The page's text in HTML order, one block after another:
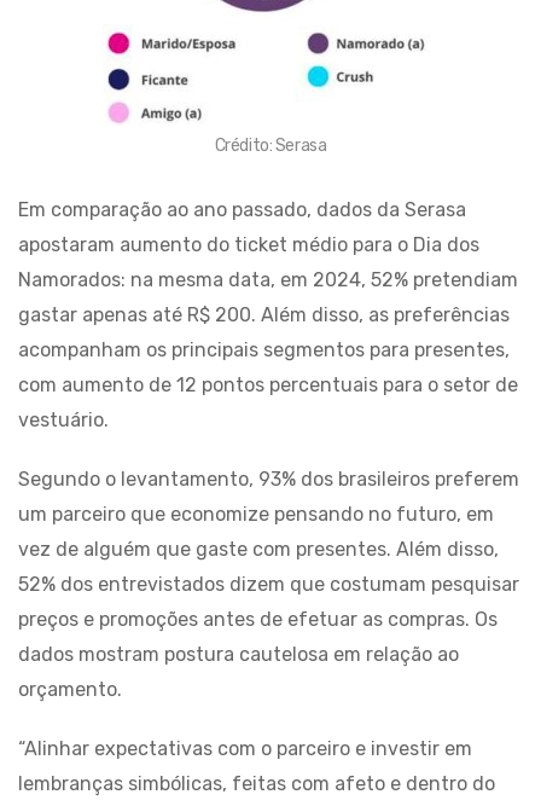
Crédito: Serasa
Em comparação ao ano passado, dados da Serasa
apostaram aumento do ticket médio para o Dia dos
Namorados: na mesma data, em 2024, 52% pretendiam
gastar apenas até R$ 200. Além disso, as preferências
acompanham os principais segmentos para presentes,
com aumento de 12 pontos percentuais para o setor de
vestuário.
Segundo o levantamento, 93% dos brasileiros preferem
um parceiro que economize pensando no futuro, em
vez de alguém que gaste com presentes. Além disso,
52% dos entrevistados dizem que costumam pesquisar
preços e promoções antes de efetuar as compras. Os
dados mostram postura cautelosa em relação ao
orçamento.
“Alinhar expectativas com o parceiro e investir em
lembranças simbólicas, feitas com afeto e dentro do